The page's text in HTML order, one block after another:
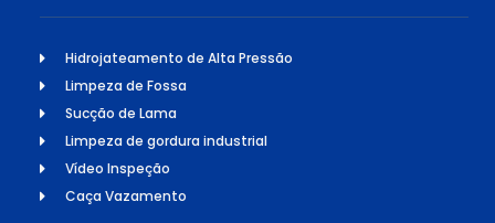
Hidrojateamento de Alta Pressão
Limpeza de Fossa
Sucção de Lama
Limpeza de gordura industrial
Vídeo Inspeção
Caça Vazamento